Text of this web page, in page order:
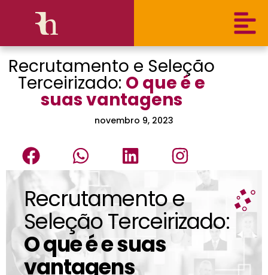
Recrutamento e Seleção
Terceirizado: O que é e
suas vantagens
novembro 9, 2023
Recrutamento e
Seleção Terceirizado:
O que é e suas
vantagens